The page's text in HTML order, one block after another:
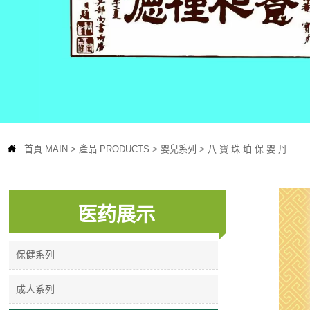
 首頁 MAIN > 產品 PRODUCTS > 嬰兒系列 > 八 寶 珠 珀 保 嬰 丹
医药展示
保健系列
成人系列